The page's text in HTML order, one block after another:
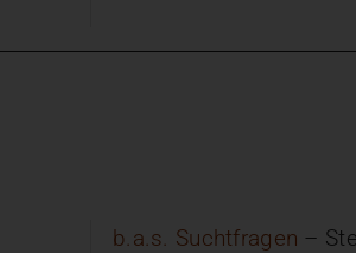
b.a.s. Suchtfragen –